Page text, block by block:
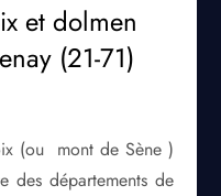
et dolmen
(21-71)
(ou mont de Sène )
des départements de